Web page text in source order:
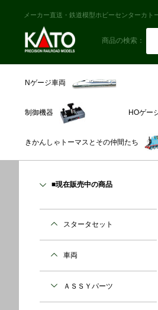
メーカー直送・鉄道模型ホビーセンターカト
商品の検索：
Nゲージ車両
制御機器 HOゲー
きかんしゃトーマスとその仲間たち
■現在販売中の商品
スタータセット
車両
ＡＳＳＹパーツ